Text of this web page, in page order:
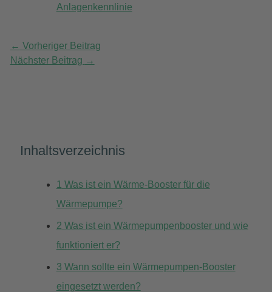
Inhaltsverzeichnis
1 Was ist ein Wärme-Booster für die
Wärmepumpe?
2 Was ist ein Wärmepumpenbooster und wie
funktioniert er?
3 Wann sollte ein Wärmepumpen-Booster
eingesetzt werden?
Anlagenkennlinie
← Vorheriger Beitrag
Nächster Beitrag →